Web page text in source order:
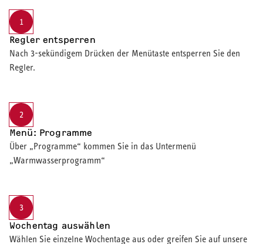
1
Regler entsperren
Nach 3-sekündigem Drücken der Menütaste entsperren Sie den
Regler.
2
Menü: Programme
Über „Programme“ kommen Sie in das Untermenü
„Warmwasserprogramm“
3
Wochentag auswählen
Wählen Sie einzelne Wochentage aus oder greifen Sie auf unsere